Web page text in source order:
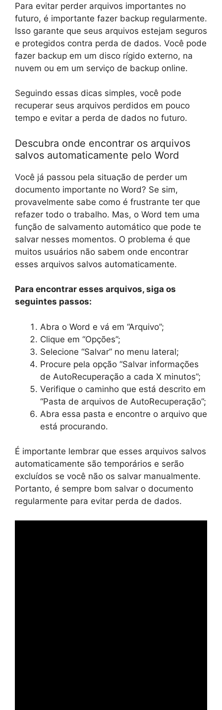
Para evitar perder arquivos importantes no
futuro, é importante fazer backup regularmente.
Isso garante que seus arquivos estejam seguros
e protegidos contra perda de dados. Você pode
fazer backup em um disco rígido externo, na
nuvem ou em um serviço de backup online.
Seguindo essas dicas simples, você pode
recuperar seus arquivos perdidos em pouco
tempo e evitar a perda de dados no futuro.
Descubra onde encontrar os arquivos
salvos automaticamente pelo Word
Você já passou pela situação de perder um
documento importante no Word? Se sim,
provavelmente sabe como é frustrante ter que
refazer todo o trabalho. Mas, o Word tem uma
função de salvamento automático que pode te
salvar nesses momentos. O problema é que
muitos usuários não sabem onde encontrar
esses arquivos salvos automaticamente.
Para encontrar esses arquivos, siga os
seguintes passos:
Abra o Word e vá em “Arquivo”;
Clique em “Opções”;
Selecione “Salvar” no menu lateral;
Procure pela opção “Salvar informações
de AutoRecuperação a cada X minutos”;
Verifique o caminho que está descrito em
“Pasta de arquivos de AutoRecuperação”;
Abra essa pasta e encontre o arquivo que
está procurando.
É importante lembrar que esses arquivos salvos
automaticamente são temporários e serão
excluídos se você não os salvar manualmente.
Portanto, é sempre bom salvar o documento
regularmente para evitar perda de dados.